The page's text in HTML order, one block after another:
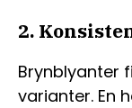
2.
Brynblyanter
varianter. En